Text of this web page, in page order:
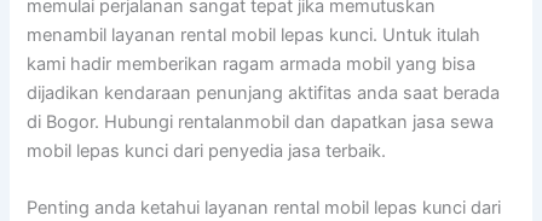
memulai perjalanan sangat tepat jika memutuskan
menambil layanan rental mobil lepas kunci. Untuk itulah
kami hadir memberikan ragam armada mobil yang bisa
dijadikan kendaraan penunjang aktifitas anda saat berada
di Bogor. Hubungi rentalanmobil dan dapatkan jasa sewa
mobil lepas kunci dari penyedia jasa terbaik.
Penting anda ketahui layanan rental mobil lepas kunci dari